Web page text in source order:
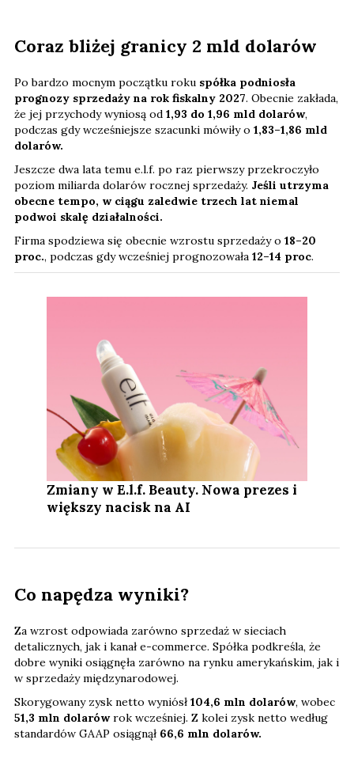
Coraz bliżej granicy 2 mld dolarów
Po bardzo mocnym początku roku spółka podniosła
prognozy sprzedaży na rok fiskalny 2027. Obecnie zakłada,
że jej przychody wyniosą od 1,93 do 1,96 mld dolarów,
podczas gdy wcześniejsze szacunki mówiły o 1,83–1,86 mld
dolarów.
Jeszcze dwa lata temu e.l.f. po raz pierwszy przekroczyło
poziom miliarda dolarów rocznej sprzedaży. Jeśli utrzyma
obecne tempo, w ciągu zaledwie trzech lat niemal
podwoi skalę działalności.
Firma spodziewa się obecnie wzrostu sprzedaży o 18–20
proc., podczas gdy wcześniej prognozowała 12–14 proc.
Zmiany w E.l.f. Beauty. Nowa prezes i
większy nacisk na AI
Co napędza wyniki?
Za wzrost odpowiada zarówno sprzedaż w sieciach
detalicznych, jak i kanał e-commerce. Spółka podkreśla, że
dobre wyniki osiągnęła zarówno na rynku amerykańskim, jak i
w sprzedaży międzynarodowej.
Skorygowany zysk netto wyniósł104,6 mln dolarów, wobec
51,3 mln dolarówrok wcześniej. Z kolei zysk netto według
standardów GAAP osiągnął 66,6 mln dolarów.